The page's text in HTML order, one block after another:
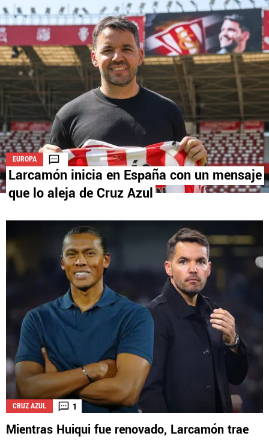
La aceptación de una de las ofertas presentadas en esta página
puede dar lugar a un pago aVamos Azul. Este pago puede influir en
cómo y dónde aparecen los operadores de juego en la página y en el
orden en que aparecen, pero no influye en nuestras evaluaciones.
EUROPA
Larcamón inicia en España con un mensaje
que lo aleja de Cruz Azul
CRUZ AZUL 1
Mientras Huiqui fue renovado, Larcamón trae